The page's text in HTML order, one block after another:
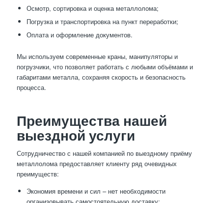
Осмотр, сортировка и оценка металлолома;
Погрузка и транспортировка на пункт переработки;
Оплата и оформление документов.
Мы используем современные краны, манипуляторы и
погрузчики, что позволяет работать с любыми объёмами и
габаритами металла, сохраняя скорость и безопасность
процесса.
Преимущества нашей
выездной услуги
Сотрудничество с нашей компанией по выездному приёму
металлолома предоставляет клиенту ряд очевидных
преимуществ:
Экономия времени и сил – нет необходимости